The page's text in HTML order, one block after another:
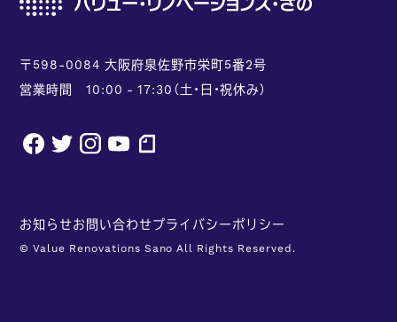
〒598-0084 大阪府泉佐野市栄町5番2号
営業時間 10:00 - 17:30（土・日・祝休み）
facebook
twitterinstagram
youtube
お知らせお問い合わせプライバシーポリシー
© Value Renovations Sano All Rights Reserved.